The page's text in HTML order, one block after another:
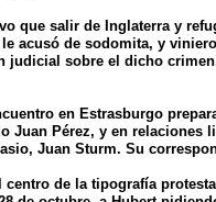
que salir de Inglaterra y
acusó de sodomita, y
judicial sobre el dicho
en Estrasburgo
Juan Pérez, y en relaciones
Juan Sturm. Su
de la tipografía